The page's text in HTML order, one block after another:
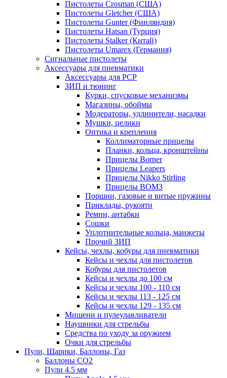
Пистолеты Crosman (США)
Пистолеты Gletcher (США)
Пистолеты Gunter (Финляндия)
Пистолеты Hatsan (Турция)
Пистолеты Stalker (Китай)
Пистолеты Umarex (Германия)
Сигнальные пистолеты
Аксессуары для пневматики
Аксессуары для PCP
ЗИП и тюнинг
Курки, спусковые механизмы
Магазины, обоймы
Модераторы, удлинители, насадки
Мушки, целики
Оптика и крепления
Коллиматорные прицелы
Планки, кольца, кронштейны
Прицелы Borner
Прицелы Leapers
Прицелы Nikko Stirling
Прицелы ВОМЗ
Поршни, газовые и витые пружины
Приклады, рукояти
Ремни, антабки
Сошки
Уплотнительные кольца, манжеты
Прочий ЗИП
Кейсы, чехлы, кобуры для пневматики
Кейсы и чехлы для пистолетов
Кобуры для пистолетов
Кейсы и чехлы до 100 см
Кейсы и чехлы 100 - 110 см
Кейсы и чехлы 113 - 125 см
Кейсы и чехлы 129 - 135 см
Мишени и пулеулавливатели
Наушники для стрельбы
Средства по уходу за оружием
Очки для стрельбы
Пули, Шарики, Баллоны, Газ
Баллоны CO2
Пули 4.5 мм